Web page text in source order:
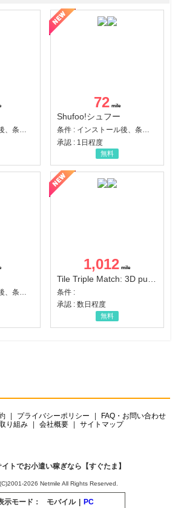
条件 : インストール後、条件達成
72
Shufoo!シュフー
条件 : インストール後、条件達成
承認 : 1日程度
無料
1,012
条件 :
承認 : 数日程度
無料
プライバシーポリシー
FAQ・お問い合わせ
り組み
会社概要 サイトマップ
トでお小遣い稼ぎなら【すぐたま】
2026 Netmile All Rights Reserved.
示モード： モバイル | PC